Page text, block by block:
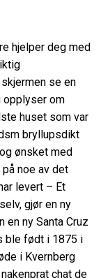
hjelper deg med
se en
opplyser om
huset som var
bryllupsdikt
ønsket med
noe av det
levert – Et
gjør en ny
en ny Santa Cruz
ble født i 1875 i
i Kvernberg
chat de